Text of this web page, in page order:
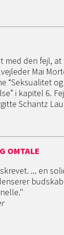
med den fejl,
Mai
“Seksualitet
i kapitel 6.
Schantz
OMTALE
... en